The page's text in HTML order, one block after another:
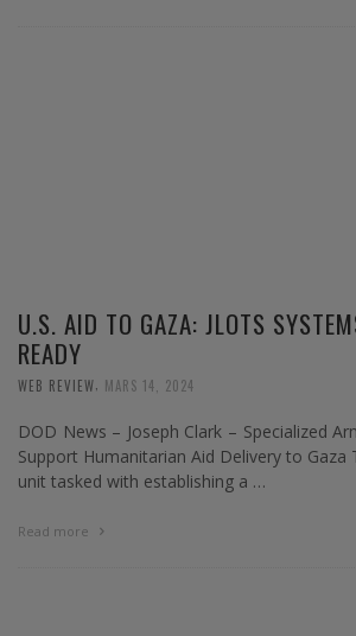
U.S. AID TO GAZA: JLOTS
READY
WEB REVIEW MARS 14, 2024
DOD News – Joseph Clark – Specialized
Support Humanitarian Aid Delivery to Gaza
unit tasked with establishing a …
Read more